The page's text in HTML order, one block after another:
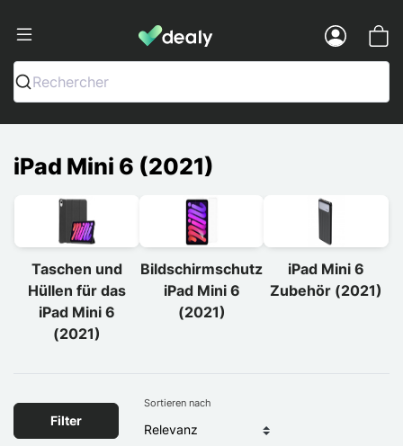
Dealy - Hüllen und Zubehör für
Rechercher
iPad Mini 6 (2021)
Taschen und
Hüllen für das
iPad Mini 6
(2021)
Bildschirmschutz
iPad Mini 6
(2021)
iPad Mini 6
Zubehör (2021)
Filter
Sortieren nach